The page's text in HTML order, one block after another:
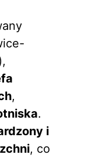
,
.
i
, co